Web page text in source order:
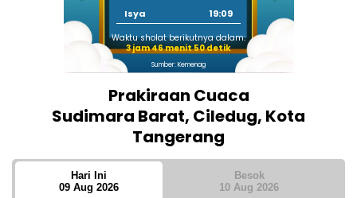
Isya
19:09
Waktu sholat berikutnya dalam:
3 jam 46 menit 49 detik
Sumber: Kemenag
Prakiraan Cuaca
Sudimara Barat, Ciledug, Kota
Tangerang
Hari Ini
09 Aug 2026
Besok
10 Aug 2026